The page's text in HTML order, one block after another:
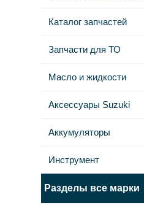
Каталог запчастей
Запчасти для ТО
Масло и жидкости
Аксессуары Suzuki
Аккумуляторы
Инструмент
Разделы все марки